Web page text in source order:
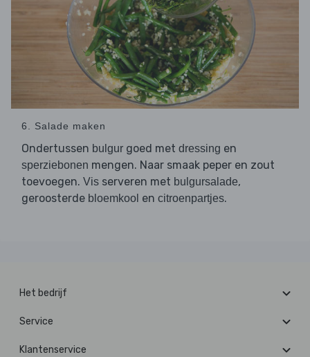
6. Salade maken
Ondertussen bulgur goed met dressing en
sperziebonen mengen. Naar smaak peper en zout
toevoegen. Vis serveren met bulgursalade,
geroosterde bloemkool en citroenpartjes.
Het bedrijf
Service
Klantenservice